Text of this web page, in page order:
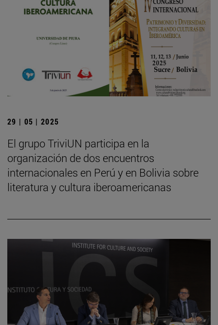
29 | 05 | 2025
El grupo TriviUN participa en la
organización de dos encuentros
internacionales en Perú y en Bolivia sobre
literatura y cultura iberoamericanas